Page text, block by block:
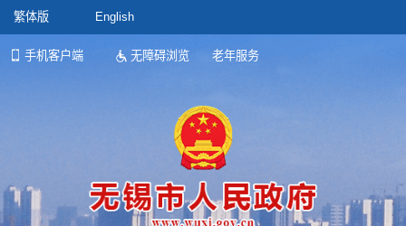
繁体版 English
手机客户端 无障碍浏览 老年服务